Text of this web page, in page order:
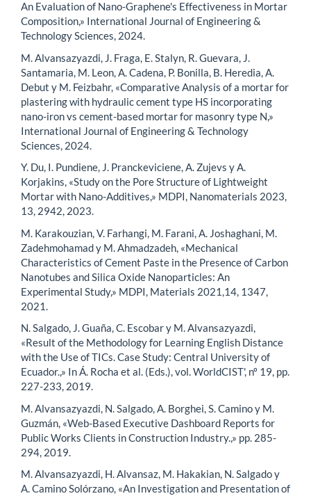
An Evaluation of Nano-Graphene's Effectiveness in Mortar
Composition,» International Journal of Engineering &
Technology Sciences, 2024.
M. Alvansazyazdi, J. Fraga, E. Stalyn, R. Guevara, J.
Santamaria, M. Leon, A. Cadena, P. Bonilla, B. Heredia, A.
Debut y M. Feizbahr, «Comparative Analysis of a mortar for
plastering with hydraulic cement type HS incorporating
nano-iron vs cement-based mortar for masonry type N,»
International Journal of Engineering & Technology
Sciences, 2024.
Y. Du, I. Pundiene, J. Pranckeviciene, A. Zujevs y A.
Korjakins, «Study on the Pore Structure of Lightweight
Mortar with Nano-Additives,» MDPI, Nanomaterials 2023,
13, 2942, 2023.
M. Karakouzian, V. Farhangi, M. Farani, A. Joshaghani, M.
Zadehmohamad y M. Ahmadzadeh, «Mechanical
Characteristics of Cement Paste in the Presence of Carbon
Nanotubes and Silica Oxide Nanoparticles: An
Experimental Study,» MDPI, Materials 2021,14, 1347,
2021.
N. Salgado, J. Guaña, C. Escobar y M. Alvansazyazdi,
«Result of the Methodology for Learning English Distance
with the Use of TICs. Case Study: Central University of
Ecuador.,» In Á. Rocha et al. (Eds.), vol. WorldCIST', nº 19, pp.
227-233, 2019.
M. Alvansazyazdi, N. Salgado, A. Borghei, S. Camino y M.
Guzmán, «Web-Based Executive Dashboard Reports for
Public Works Clients in Construction Industry.,» pp. 285-
294, 2019.
M. Alvansazyazdi, H. Alvansaz, M. Hakakian, N. Salgado y
A. Camino Solórzano, «An Investigation and Presentation of